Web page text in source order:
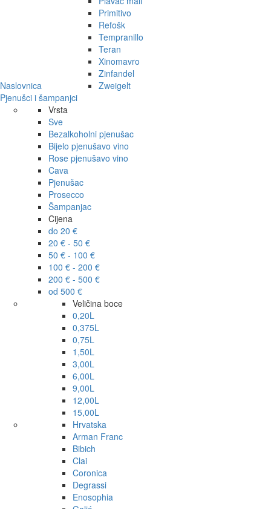
Naslovnica
Primitivo
Refošk
Tempranillo
Teran
Xinomavro
Zinfandel
Zweigelt
Pjenušci i šampanjci
Vrsta
Sve
Bezalkoholni pjenušac
Bijelo pjenušavo vino
Rose pjenušavo vino
Cava
Pjenušac
Prosecco
Šampanjac
Cijena
do 20 €
20 € - 50 €
50 € - 100 €
100 € - 200 €
200 € - 500 €
od 500 €
Veličina boce
0,20L
0,375L
0,75L
1,50L
3,00L
6,00L
9,00L
12,00L
15,00L
Hrvatska
Arman Franc
Bibich
Clai
Coronica
Degrassi
Enosophia